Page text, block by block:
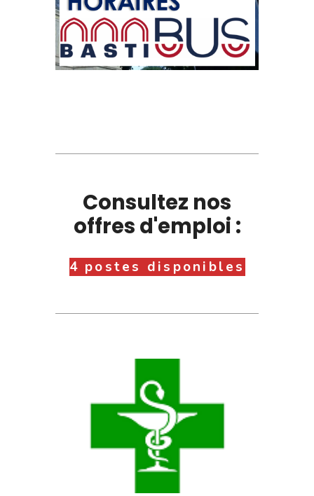
Consultez nos
offres d'emploi :
4 postes disponibles